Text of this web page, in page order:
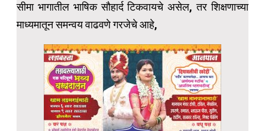
सीमा भागातील भाषिक सौहार्द टिकवायचे असेल, तर शिक्षणाच्या
माध्यमातून समन्वय वाढवणे गरजेचे आहे,